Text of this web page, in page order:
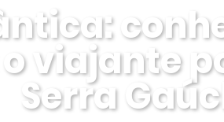
viajante
Serra